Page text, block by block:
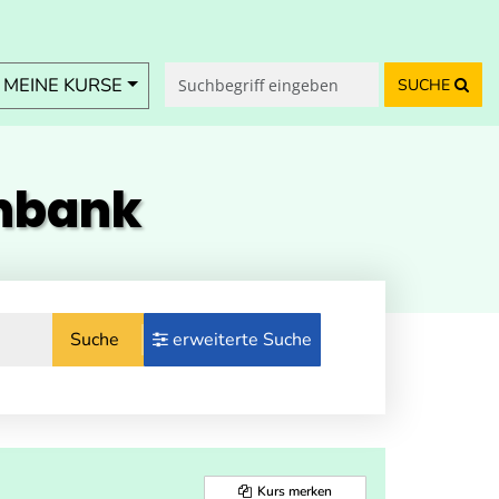
KURSE SUCHE
Suche erweiterte Suche
Kurs merken